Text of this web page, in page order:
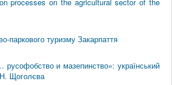
паркового туризму Закарпаття
русофобство и мазепинство»: український
Н. Щоголєва